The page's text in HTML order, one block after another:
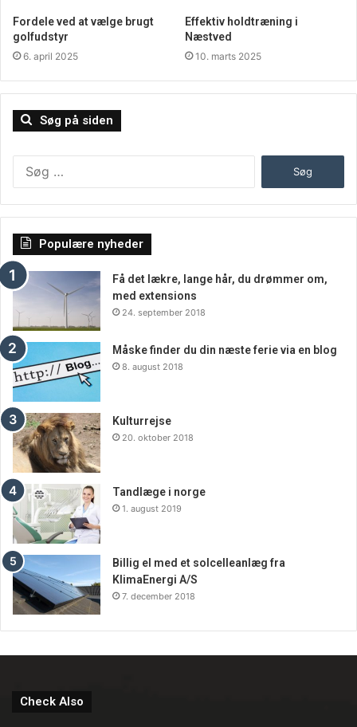
udvalg af brusekabiner og
badekarsåvel som spa og
pools, er man meget velkommen til at kigge forbi
udstillingerne hos Wellmore A/S. I Sjællandsafdelingen,
beliggende i Ringsted, er der døgnadgang, man skal blot
Jyllandsafdelingen, beliggende i Egtved, er der ikke
større, end hvad man finder i showroomet i Ringsted.
Fordele ved at vælge brugt
golfudstyr
6. april 2025
Effektiv holdtræning i
Næstved
10. marts 2025
Søg på siden
Populære nyheder
Få det lækre, lange hår, du drømmer om,
med extensions
24. september 2018
Måske finder du din næste ferie via en blog
8. august 2018
Kulturrejse
20. oktober 2018
Tandlæge i norge
1. august 2019
Billig el med et solcelleanlæg fra
KlimaEnergi A/S
7. december 2018
Check Also